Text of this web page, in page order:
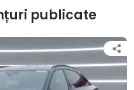
publicate